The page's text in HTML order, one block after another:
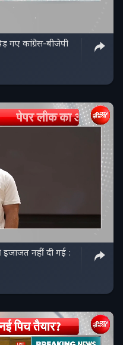
गए कांग्रेस-बीजेपी
नहीं दी गई :